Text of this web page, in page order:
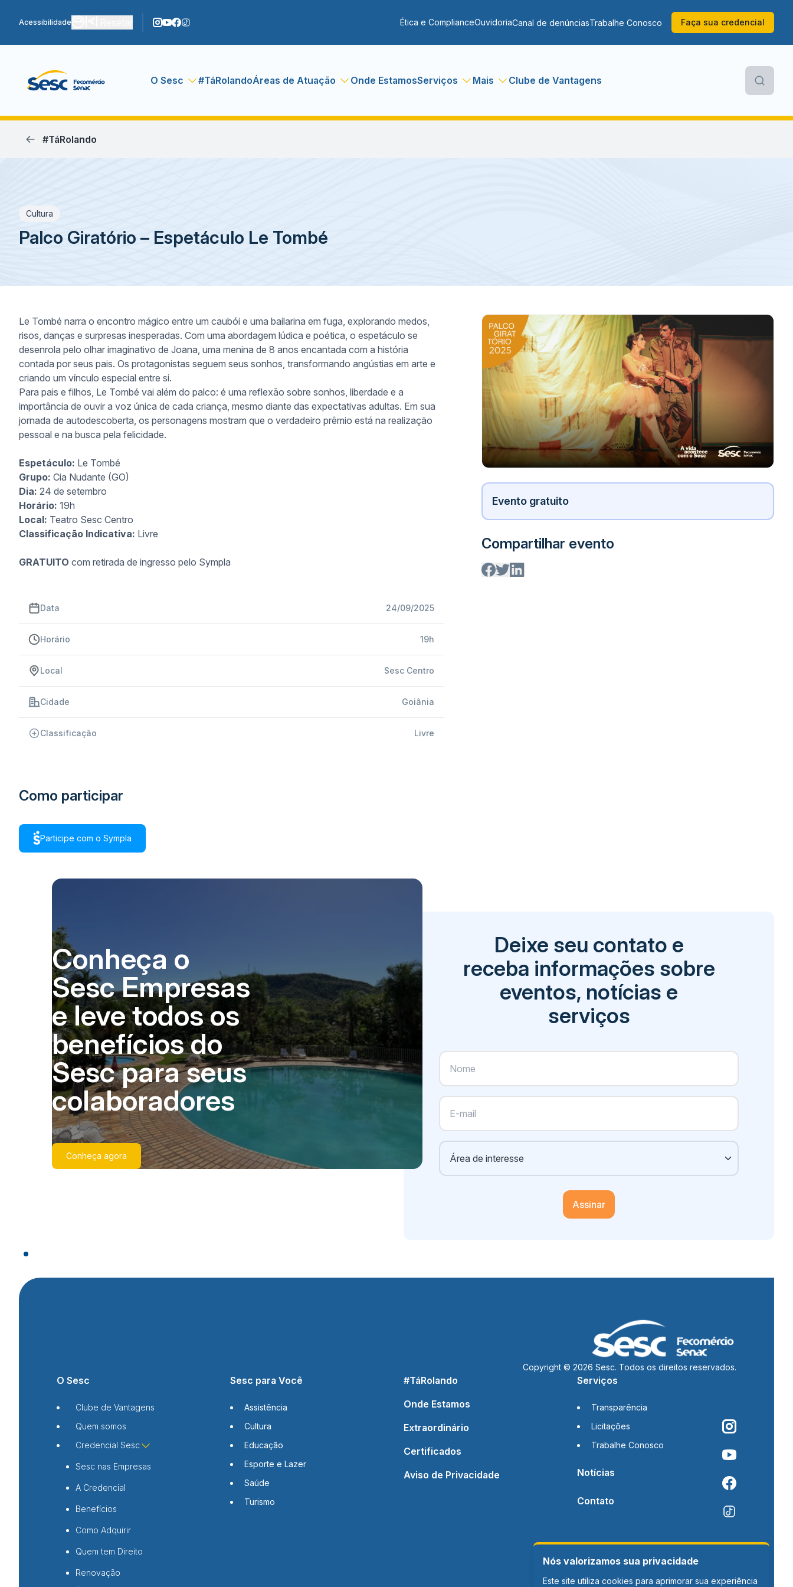
Acessibilidade Ética e ComplianceOuvidoriaCanal de denúnciasTrabalhe Conosco Faça sua credencial
O Sesc #TáRolandoÁreas de Atuação Onde EstamosServiços Mais Clube de Vantagens
#TáRolando
Cultura
Palco Giratório – Espetáculo Le Tombé
Le Tombé narra o encontro mágico entre um caubói e uma bailarina em fuga, explorando medos,
risos, danças e surpresas inesperadas. Com uma abordagem lúdica e poética, o espetáculo se
desenrola pelo olhar imaginativo de Joana, uma menina de 8 anos encantada com a história
contada por seus pais. Os protagonistas seguem seus sonhos, transformando angústias em arte e
criando um vínculo especial entre si.
Para pais e filhos, Le Tombé vai além do palco: é uma reflexão sobre sonhos, liberdade e a
importância de ouvir a voz única de cada criança, mesmo diante das expectativas adultas. Em sua
jornada de autodescoberta, os personagens mostram que o verdadeiro prêmio está na realização
pessoal e na busca pela felicidade.
Espetáculo: Le Tombé
Grupo: Cia Nudante (GO)
Dia: 24 de setembro
Horário: 19h
Local: Teatro Sesc Centro
Classificação Indicativa: Livre
GRATUITO com retirada de ingresso pelo Sympla
Data 24/09/2025
Horário 19h
Local Sesc Centro
Cidade Goiânia
Classificação Livre
Como participar
Participe com o Sympla
Evento gratuito
Compartilhar evento
Conheça o
Sesc Empresas
e leve todos os
benefícios do
Sesc para seus
colaboradores
Conheça agora
Deixe seu contato e
receba informações sobre
eventos, notícias e
serviços
Assinar
Copyright © 2026 Sesc. Todos os direitos reservados.
O Sesc
Clube de Vantagens
Quem somos
Credencial Sesc
Sesc nas Empresas
A Credencial
Benefícios
Como Adquirir
Quem tem Direito
Renovação
Sesc para Você
Assistência
Cultura
Educação
Esporte e Lazer
Saúde
Turismo
#TáRolando
Onde Estamos
Extraordinário
Certificados
Aviso de Privacidade
Serviços
Transparência
Licitações
Trabalhe Conosco
Notícias
Contato
Nós valorizamos sua privacidade
Este site utiliza cookies para aprimorar sua experiência